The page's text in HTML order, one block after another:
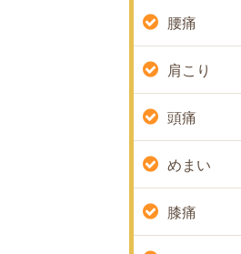
腰痛
肩こり
頭痛
めまい
膝痛